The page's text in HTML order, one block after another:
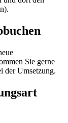
Sie gerne
der Umsetzung.